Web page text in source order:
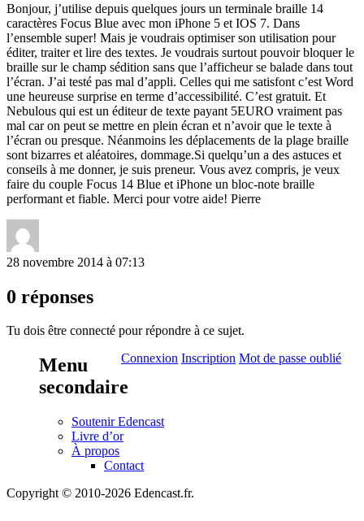
Bonjour, j’utilise depuis quelques jours un terminale braille 14
caractères Focus Blue avec mon iPhone 5 et IOS 7. Dans
l’ensemble super! Mais je voudrais optimiser son utilisation pour
éditer, traiter et lire des textes. Je voudrais surtout pouvoir bloquer le
braille sur le champ sédition sans que l’afficheur se balade dans tout
l’écran. J’ai testé pas mal d’appli. Celles qui me satisfont c’est Word
une heureuse surprise en terme d’accessibilité. C’est gratuit. Et
Nebulous qui est un éditeur de texte payant 5EURO vraiment pas
mal car on peut se mettre en plein écran et n’avoir que le texte à
l’écran ou presque. Néanmoins les déplacements de la plage braille
sont bizarres et aléatoires, dommage.Si quelqu’un a des astuces et
conseils à me donner, je suis preneur. Vous avez compris, je veux
faire du couple Focus 14 Blue et iPhone un bloc-note braille
performant et fiable. Merci pour votre aide! Pierre
28 novembre 2014 à 07:13
0 réponses
Tu dois être connecté pour répondre à ce sujet.
Connexion Inscription Mot de passe oublié
Menu
secondaire
Soutenir Edencast
Livre d’or
À propos
Contact
Copyright © 2010-2026 Edencast.fr.